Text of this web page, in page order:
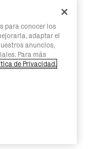
para conocer los
adaptar el
anuncios,
Para más
de Privacidad.